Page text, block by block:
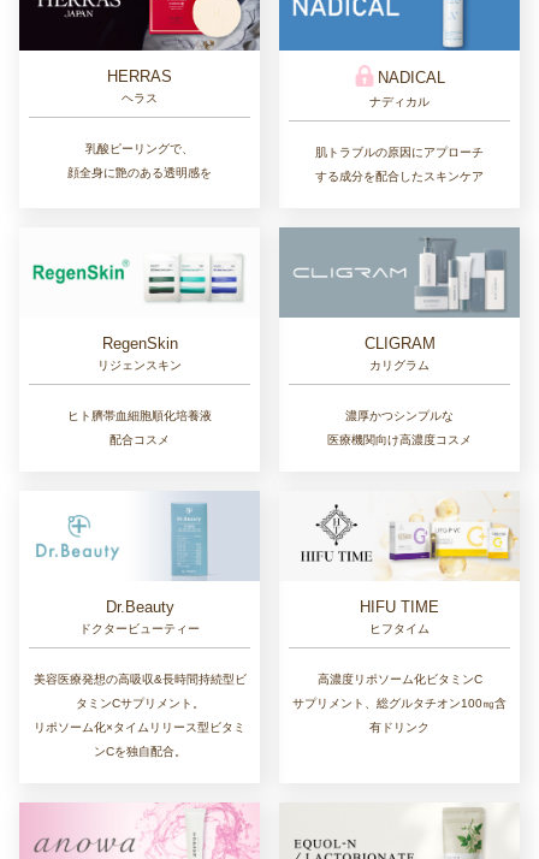
HERRAS
ヘラス
乳酸ピーリングで、
顔全身に艶のある透明感を
NADICAL
ナディカル
肌トラブルの原因にアプローチ
する成分を配合したスキンケア
RegenSkin
リジェンスキン
ヒト臍帯血細胞順化培養液
配合コスメ
CLIGRAM
カリグラム
濃厚かつシンプルな
医療機関向け高濃度コスメ
Dr.Beauty
ドクタービューティー
美容医療発想の高吸収&長時間持続型ビ
タミンCサプリメント。
リポソーム化×タイムリリース型ビタミ
ンCを独自配合。
HIFU TIME
ヒフタイム
高濃度リポソーム化ビタミンC
サプリメント、総グルタチオン100㎎含
有ドリンク